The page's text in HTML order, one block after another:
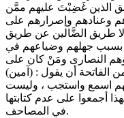
الذين غَضِبْتَ عليهم ممَّن
وعنادهم وإصرارهم على
طريق الضَّالين عن طريق
بسبب جهلهم وضياعهم في
وهم النصارى ومَنْ كان على
الفاتحة أن يقول : (آمين)
اسمع واستجب ، وليست
أجمعوا على عدم كتابتها
في المصاحف.